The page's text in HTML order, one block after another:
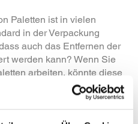
Paletten ist in vielen
in der Verpackung
auch das Entfernen der
werden kann? Wenn Sie
arbeiten, könnte diese